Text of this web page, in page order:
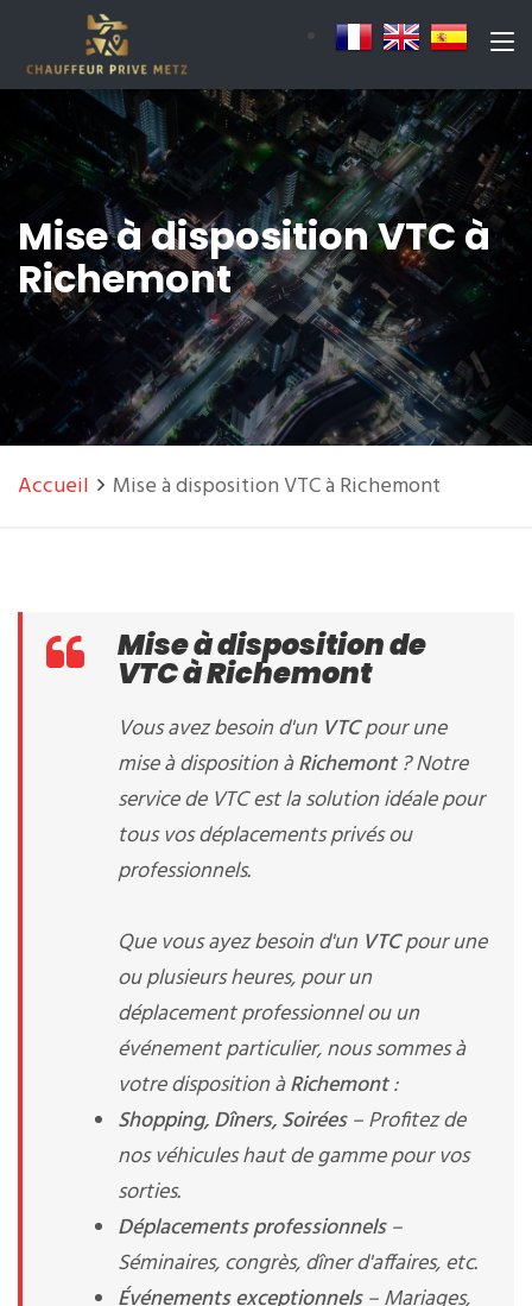
Mise à disposition VTC à
Richemont
Accueil Mise à disposition VTC à Richemont
Mise à disposition de
VTC à Richemont
Vous avez besoin d'un VTCpour une
mise à disposition àRichemont? Notre
service de VTC est la solution idéale pour
tous vos déplacements privés ou
professionnels.
Que vous ayez besoin d'un VTCpour une
ou plusieurs heures, pour un
déplacement professionnel ou un
événement particulier, nous sommes à
votre disposition àRichemont:
Shopping, Dîners, Soirées– Profitez de
nos véhicules haut de gamme pour vos
sorties.
Déplacements professionnels–
Séminaires, congrès, dîner d'affaires, etc.